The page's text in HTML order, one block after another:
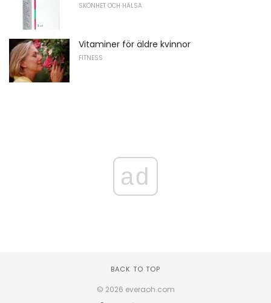
SKÖNHET OCH HÄLSA
Vitaminer för äldre kvinnor
FITNESS
ad
BACK TO TOP
© 2026 everaoh.com